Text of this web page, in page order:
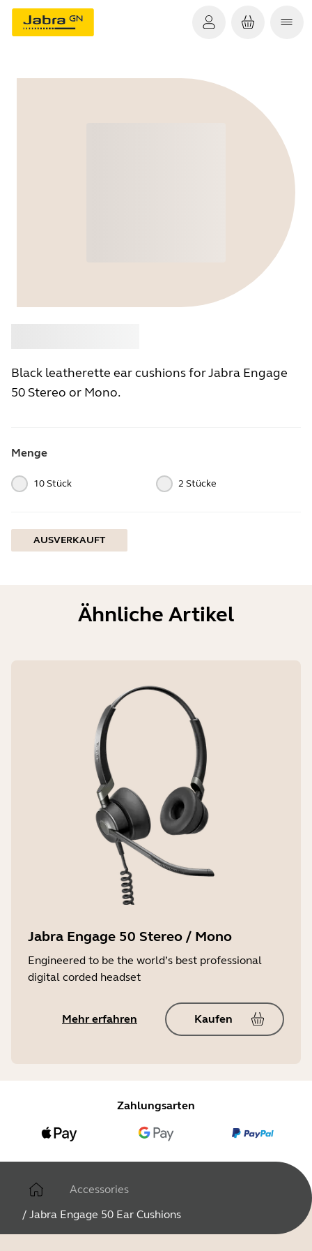
Black leatherette ear cushions for Jabra Engage
50 Stereo or Mono.
Menge
10 Stück 2 Stücke
AUSVERKAUFT
Ähnliche Artikel
Jabra Engage 50 Stereo / Mono
Engineered to be the world’s best professional
digital corded headset
Mehr erfahren Kaufen
Zahlungsarten
Accessories
/ Jabra Engage 50 Ear Cushions